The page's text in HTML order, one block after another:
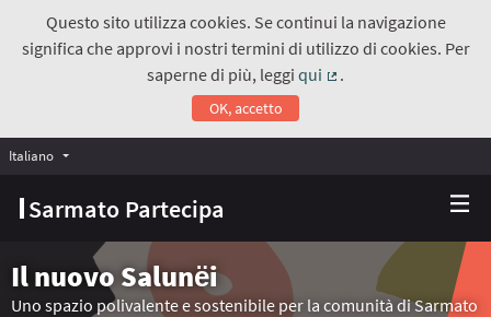
Questo sito utilizza cookies. Se continui la navigazione
significa che approvi i nostri termini di utilizzo di cookies. Per
saperne di più, leggiqui
.
OK, accetto
Sarmato Partecipa
Italiano Choose language
Il nuovo Salunёi
Uno spazio polivalente e sostenibile per la comunità di Sarmato